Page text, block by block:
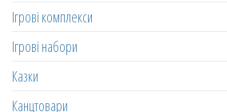
Ігрові комплекси
Ігрові набори
Казки
Канцтовари